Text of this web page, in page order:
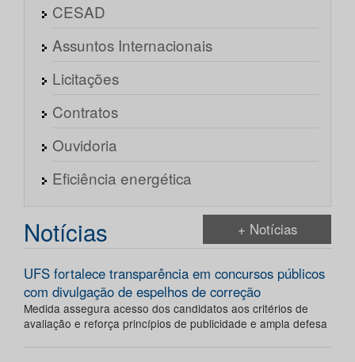
CESAD
Assuntos Internacionais
Licitações
Contratos
Ouvidoria
Eficiência energética
Notícias + Notícias
UFS fortalece transparência em concursos públicos
com divulgação de espelhos de correção
Medida assegura acesso dos candidatos aos critérios de
avaliação e reforça princípios de publicidade e ampla defesa